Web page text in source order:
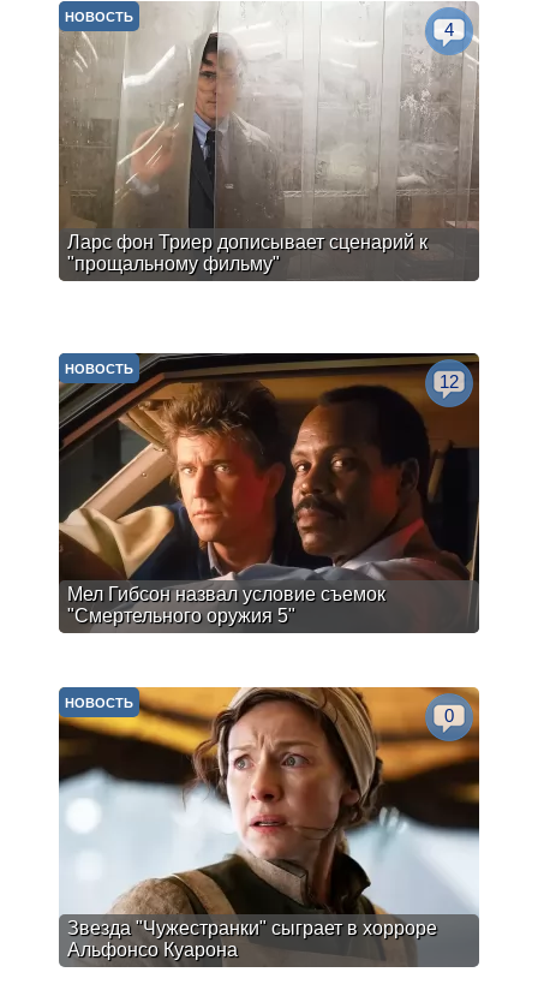
Ларс фон Триер дописывает сценарий к
"прощальному фильму"
НОВОСТЬ
4
Мел Гибсон назвал условие съемок
"Смертельного оружия 5"
НОВОСТЬ
12
Звезда "Чужестранки" сыграет в хорроре
Альфонсо Куарона
НОВОСТЬ
0